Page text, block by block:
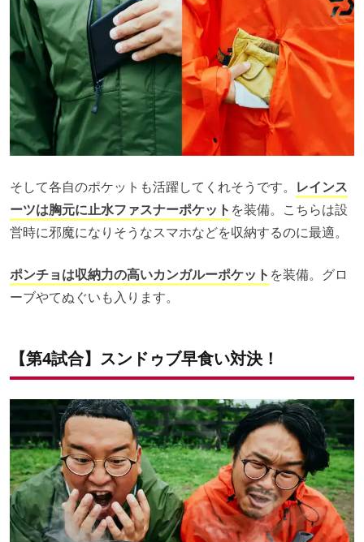
そして各自のポケットも活躍してくれそうです。 レインス
ーツは胸元に止水ファスナーポケット を装備。こちらは設
営時に邪魔になりそうなスマホなどを収納するのに最適。
ポンチョは収納力の高いカンガルーポケット を装備。グロ
ーブやてぬぐいも入ります。
【第4試合】スンドゥブ早食い対決！